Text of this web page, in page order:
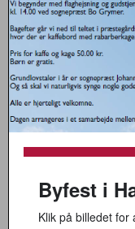
Byfest i
Klik på billedet for